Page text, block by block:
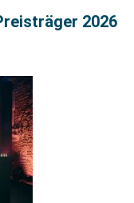
2026